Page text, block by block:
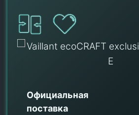
Официальная
поставка